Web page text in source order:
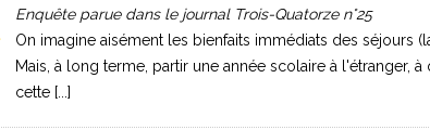
Enquête parue dans le journal Trois-Quatorze n°25
On imagine aisément les bienfaits immédiats des séjours
Mais, à long terme, partir une année scolaire à l'étranger,
cette [...]